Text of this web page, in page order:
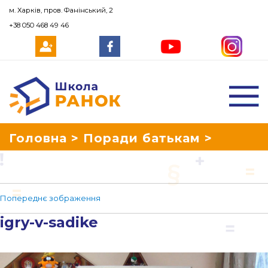
Школа Ранок
Головна > Поради батькам >
Розвиваємо емоційний інтелект у
дітей>igry-v-sadike
Попереднє зображення
igry-v-sadike
м. Харків, пров. Фанінський, 2
+38 050 468 49 46